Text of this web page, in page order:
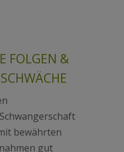
FOLGEN &
bewährten
gut